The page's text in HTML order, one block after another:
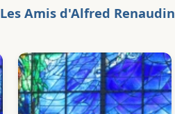
Les Amis d'Alfred Renaudin